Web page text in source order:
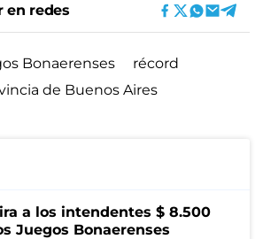
en redes
Bonaerenses
récord
de Buenos Aires
a los intendentes $ 8.500
Juegos Bonaerenses